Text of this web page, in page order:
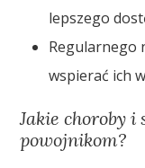
lepszego
Regularnego
wspierać ich
Jakie choroby i
powojnikom?